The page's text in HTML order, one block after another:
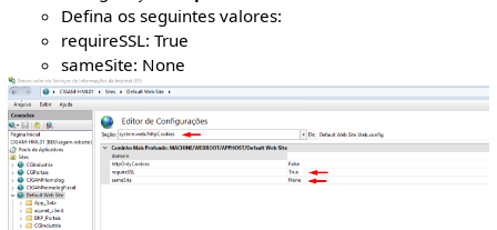
Defina os seguintes valores:
requireSSL: True
sameSite: None